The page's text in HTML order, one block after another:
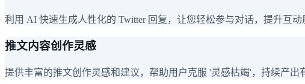
利用 AI 快速生成人性化的 Twitter 回复，让您轻松参与对话，提升互动
推文内容创作灵感
提供丰富的推文创作灵感和建议，帮助用户克服 '灵感枯竭'，持续产出